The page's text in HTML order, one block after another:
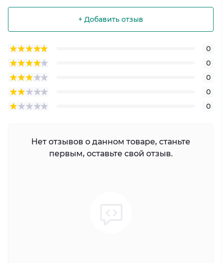
+ Добавить отзыв
0
0
0
0
0
Нет отзывов о данном товаре, станьте
первым, оставьте свой отзыв.